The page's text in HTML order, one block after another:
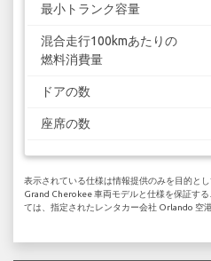
最小トランク容量
混合走行100kmあたりの
燃料消費量
ドアの数
座席の数
表示されている仕様は情報提供のみを目的と
Grand Cherokee 車両モデルと仕様を保証す
ては、指定されたレンタカー会社 Orlando 空